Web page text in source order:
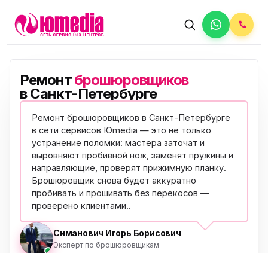
Ремонтброшюровщиков
в Санкт-Петербурге
Ремонт брошюровщиков в Санкт-Петербурге
в сети сервисов Юmedia — это не только
устранение поломки: мастера заточат и
выровняют пробивной нож, заменят пружины и
направляющие, проверят прижимную планку.
Брошюровщик снова будет аккуратно
пробивать и прошивать без перекосов —
проверено клиентами..
Симанович Игорь Борисович
Эксперт по брошюровщикам